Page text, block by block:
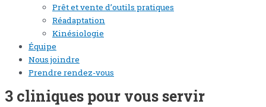
Prêt et vente d’outils pratiques
Réadaptation
Kinésiologie
Équipe
Nous joindre
Prendre rendez-vous
3 cliniques pour vous servir